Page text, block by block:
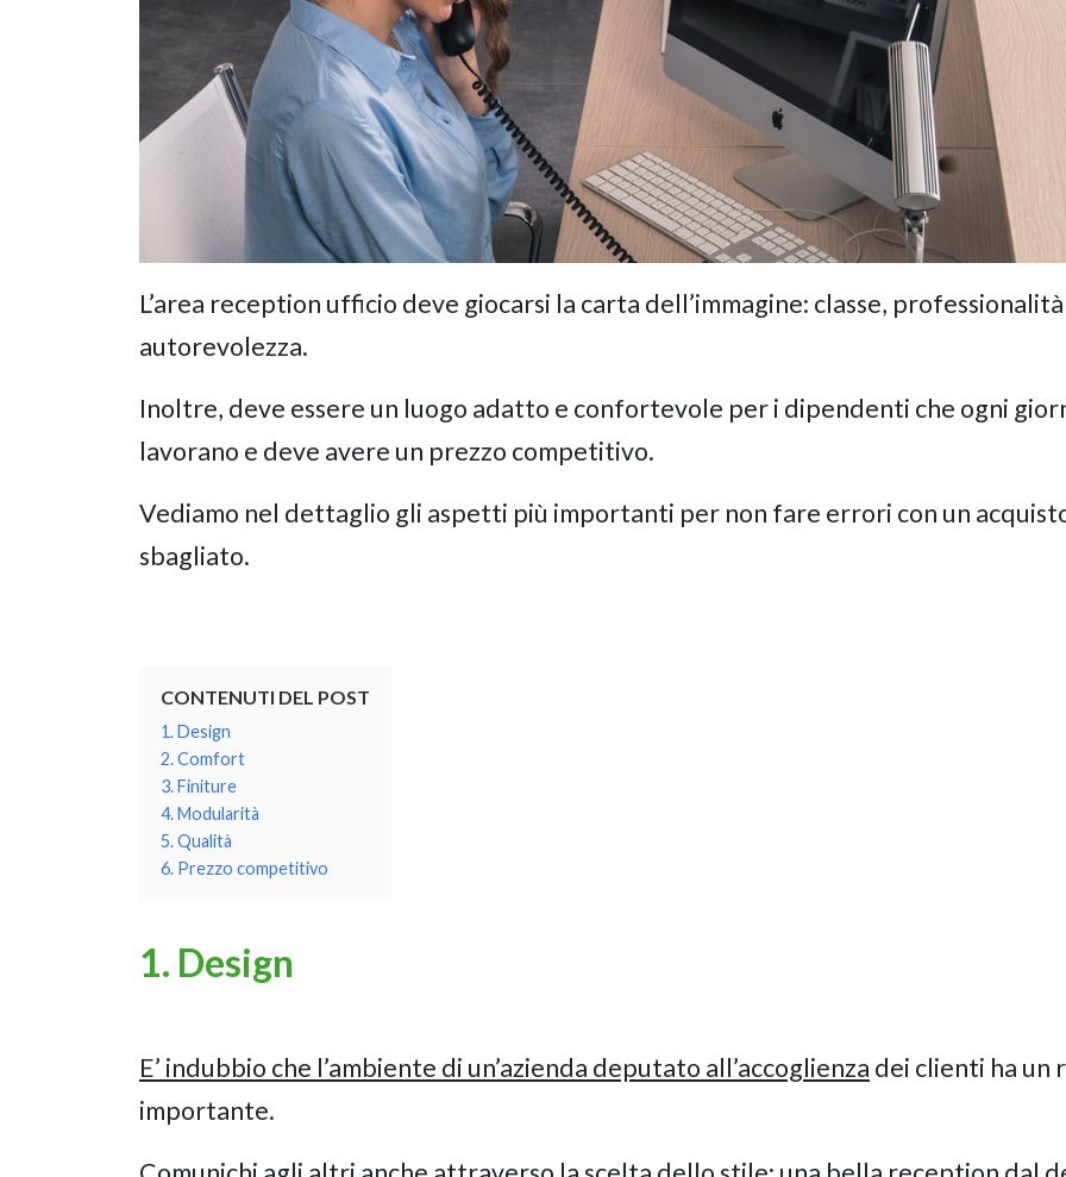
L’area reception ufficio deve giocarsi la carta dell’immagine: classe,
autorevolezza.
Inoltre, deve essere un luogo adatto e confortevole per i dipendenti che ogni
lavorano e deve avere un prezzo competitivo.
Vediamo nel dettaglio gli aspetti più importanti per non fare errori con un
sbagliato.
CONTENUTI DEL POST
1. Design
2. Comfort
3. Finiture
4. Modularità
5. Qualità
6. Prezzo competitivo
1. Design
E’ indubbio che l’ambiente di un’azienda deputato all’accoglienza dei clienti ha un
importante.